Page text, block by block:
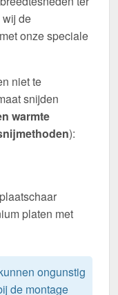
de
onze speciale
niet te
snijden
warmte
):
platen met
ongunstig
de montage